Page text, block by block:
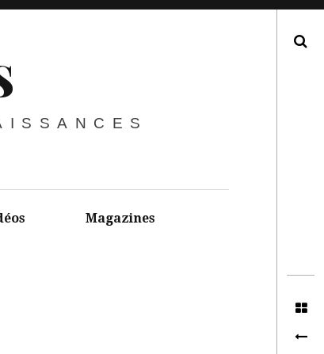
Magazines